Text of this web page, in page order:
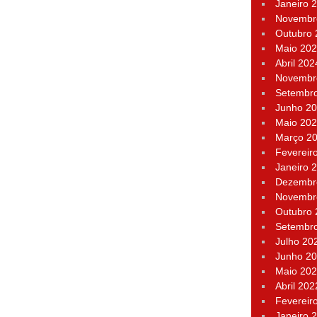
Janeiro
Outubro
Maio
Abril
Junho
Maio
Março
Janeiro
Outubro
Julho
Junho
Maio
Abril